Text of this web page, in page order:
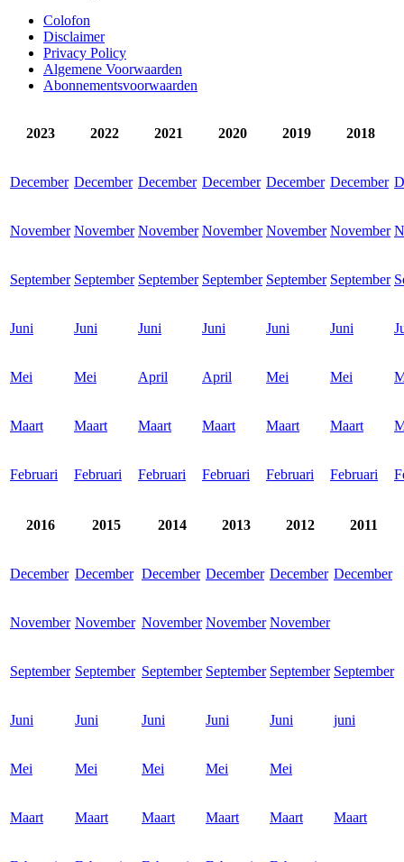
Colofon
Disclaimer
Privacy Policy
Algemene Voorwaarden
Abonnementsvoorwaarden
2023 2022 2021 2020 2019 2018
December December December December December December
November November November November November November
September September September September September September
Juni Juni Juni Juni Juni Juni
Mei Mei April April Mei Mei
Maart Maart Maart Maart Maart Maart
Februari Februari Februari Februari Februari Februari
2016 2015 2014 2013 2012 2011
December December December December December December
November November November November November
September September September September September September
Juni Juni Juni Juni Juni juni
Mei Mei Mei Mei Mei
Maart Maart Maart Maart Maart Maart